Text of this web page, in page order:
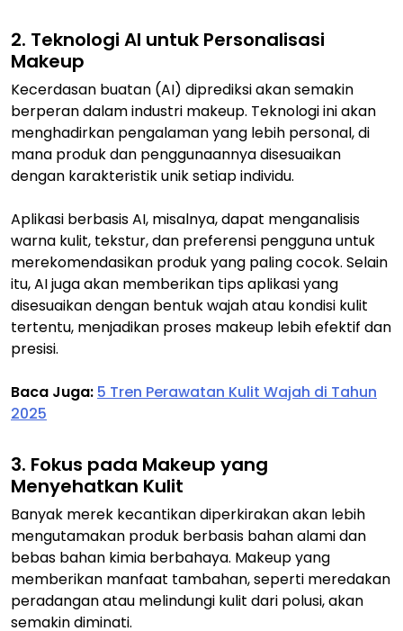
2. Teknologi AI untuk Personalisasi
Makeup
Kecerdasan buatan (AI) diprediksi akan semakin
berperan dalam industri makeup. Teknologi ini akan
menghadirkan pengalaman yang lebih personal, di
mana produk dan penggunaannya disesuaikan
dengan karakteristik unik setiap individu.
Aplikasi berbasis AI, misalnya, dapat menganalisis
warna kulit, tekstur, dan preferensi pengguna untuk
merekomendasikan produk yang paling cocok. Selain
itu, AI juga akan memberikan tips aplikasi yang
disesuaikan dengan bentuk wajah atau kondisi kulit
tertentu, menjadikan proses makeup lebih efektif dan
presisi.
Baca Juga: 5 Tren Perawatan Kulit Wajah di Tahun
2025
3. Fokus pada Makeup yang
Menyehatkan Kulit
Banyak merek kecantikan diperkirakan akan lebih
mengutamakan produk berbasis bahan alami dan
bebas bahan kimia berbahaya. Makeup yang
memberikan manfaat tambahan, seperti meredakan
peradangan atau melindungi kulit dari polusi, akan
semakin diminati.